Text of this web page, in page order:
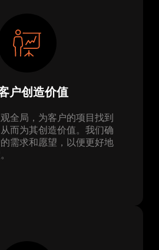
户创造价值
全局，为客户的项目找到
而为其创造价值。我们确
需求和愿望，以便更好地